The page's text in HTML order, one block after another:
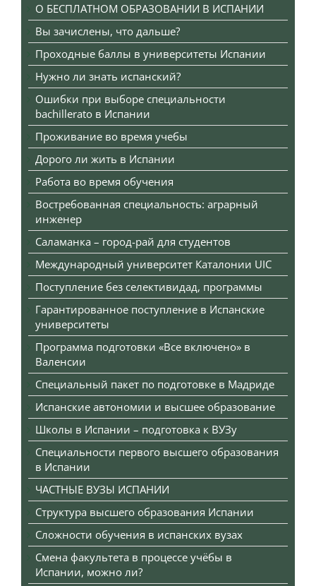
О БЕСПЛАТНОМ ОБРАЗОВАНИИ В ИСПАНИИ
Вы зачислены, что дальше?
Проходные баллы в университеты Испании
Нужно ли знать испанский?
Ошибки при выборе специальности
bachillerato в Испании
Проживание во время учебы
Дорого ли жить в Испании
Работа во время обучения
Востребованная специальность: аграрный
инженер
Саламанка – город-рай для студентов
Международный университет Каталонии UIC
Поступление без селективидад, программы
Гарантированное поступление в Испанские
университеты
Программа подготовки «Все включено» в
Валенсии
Специальный пакет по подготовке в Мадриде
Испанские автономии и высшее образование
Школы в Испании – подготовка к ВУЗу
Специальности первого высшего образования
в Испании
ЧАСТНЫЕ ВУЗЫ ИСПАНИИ
Структура высшего образования Испании
Сложности обучения в испанских вузах
Смена факультета в процессе учёбы в
Испании, можно ли?